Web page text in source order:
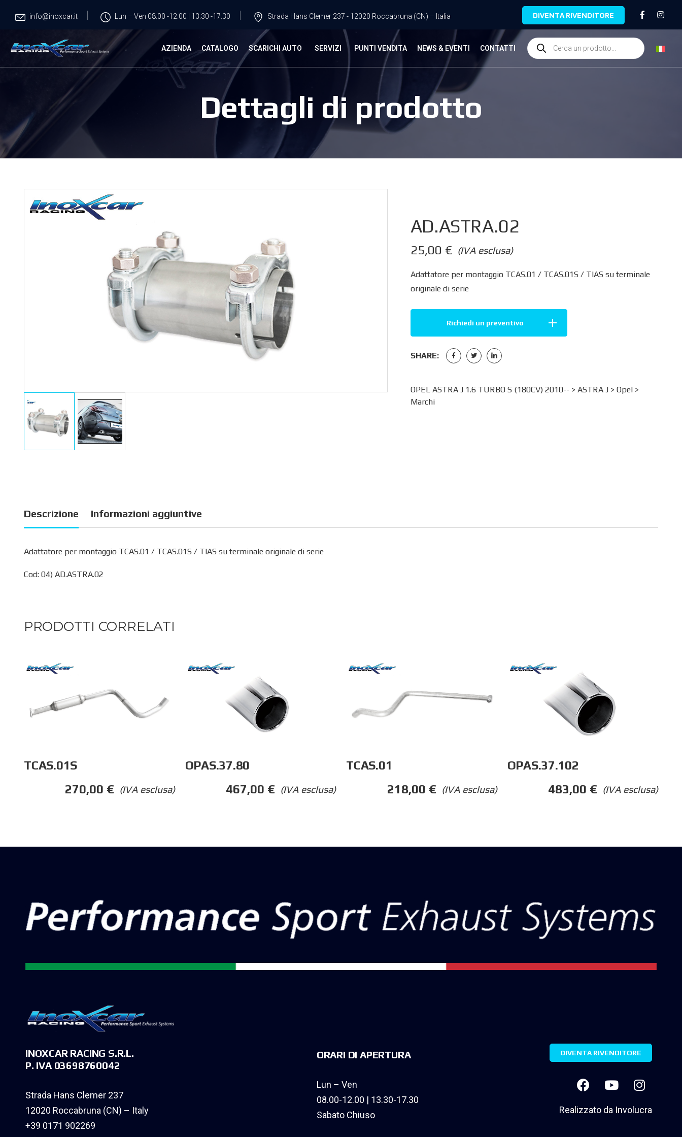
info@inoxcar.it Lun – Ven 08.00 -12.00 | 13.30 -17.30 Strada Hans Clemer 237 - 12020 Roccabruna (CN) – Italia DIVENTA RIVENDITORE
AZIENDA CATALOGO SCARICHI AUTO SERVIZI PUNTI VENDITA NEWS & EVENTI CONTATTI
Dettagli di prodotto
AD.ASTRA.02
(IVA esclusa)
25,00 €
Adattatore per montaggio TCAS.01 / TCAS.01S / TIAS su terminale
originale di serie
Richiedi un preventivo
SHARE:
OPEL ASTRA J 1.6 TURBO S (180CV) 2010-- > ASTRA J> Opel>
Marchi
Descrizione Informazioni aggiuntive
Adattatore per montaggio TCAS.01 / TCAS.01S / TIAS su terminale originale di serie
Cod: 04) AD.ASTRA.02
PRODOTTI CORRELATI
TCAS.01S
(IVA esclusa)
270,00 €
OPAS.37.80
(IVA esclusa)
467,00 €
TCAS.01
(IVA esclusa)
218,00 €
OPAS.37.102
(IVA esclusa)
483,00 €
INOXCAR RACING S.R.L.
P. IVA 03698760042
Strada Hans Clemer 237
12020 Roccabruna (CN) – Italy
+39 0171 902269
ORARI DI APERTURA
Lun – Ven
08.00-12.00 | 13.30-17.30
Sabato Chiuso
DIVENTA RIVENDITORE
Realizzato da Involucra